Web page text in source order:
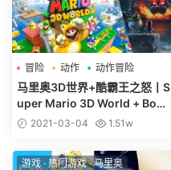
冒险 动作 动作冒险
马里奥3D世界+酷霸王之怒丨S
uper Mario 3D World + Bow
sers Fury
2021-03-04 1.51w
游戏· 热门游戏·马里奥